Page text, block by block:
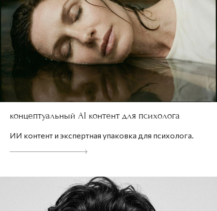
концептуальный AI контент для психолога
ИИ контент и экспертная упаковка для психолога.